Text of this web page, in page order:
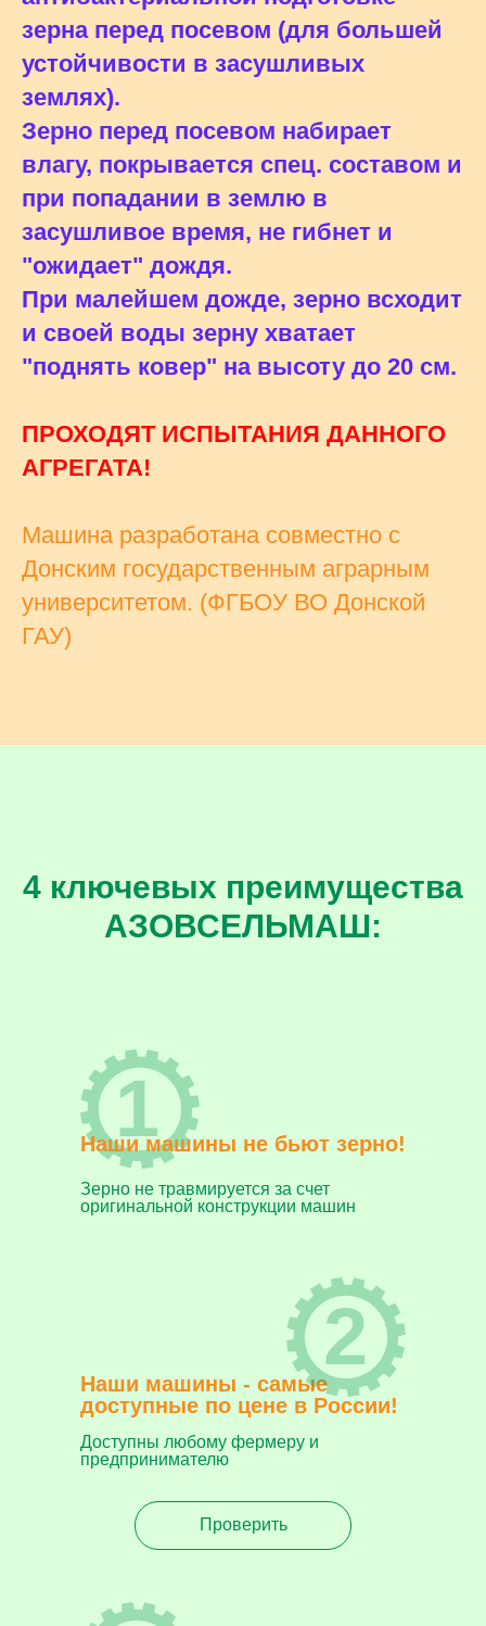
зерна перед посевом (для большей
устойчивости в засушливых
землях).
Зерно перед посевом набирает
влагу, покрывается спец. составом и
при попадании в землю в
засушливое время, не гибнет и
"ожидает" дождя.
При малейшем дожде, зерно всходит
и своей воды зерну хватает
"поднять ковер" на высоту до 20 см.
ПРОХОДЯТ ИСПЫТАНИЯ ДАННОГО
АГРЕГАТА!
Машина разработана совместно с
Донским государственным аграрным
университетом. (ФГБОУ ВО Донской
ГАУ)
4 ключевых преимущества
АЗОВСЕЛЬМАШ:
Наши машины не бьют зерно!
Наши машины - самые
доступные по цене в России!
1
2
Зерно не травмируется за счет
оригинальной конструкции машин
Доступны любому фермеру и
предпринимателю
Проверить